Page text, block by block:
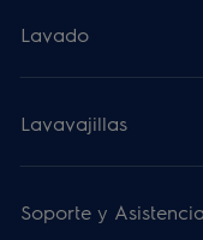
Lavado
Lavavajillas
Soporte y Asistencia